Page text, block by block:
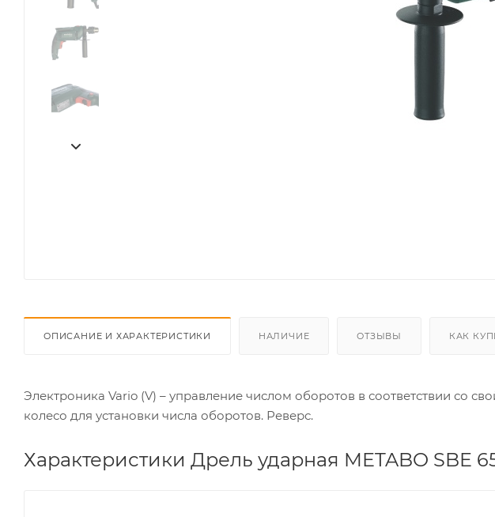
ОПИСАНИЕ И ХАРАКТЕРИСТИКИ НАЛИЧИЕ ОТЗЫВЫ КАК
Электроника Vario (V) – управление числом оборотов в соответствии со
колесо для установки числа оборотов. Реверс.
Характеристики Дрель ударная METABO SBE